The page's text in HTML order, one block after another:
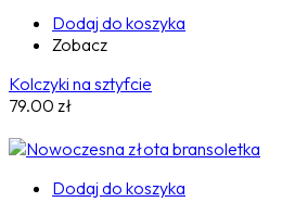
Dodaj do koszyka
Zobacz
Kolczyki na sztyfcie
79.00 zł
Dodaj do koszyka